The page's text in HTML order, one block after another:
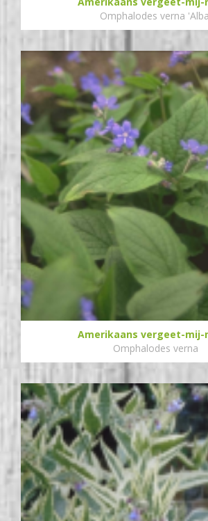
Omphalodes verna
Amerikaans vergeet-mij-
Omphalodes verna